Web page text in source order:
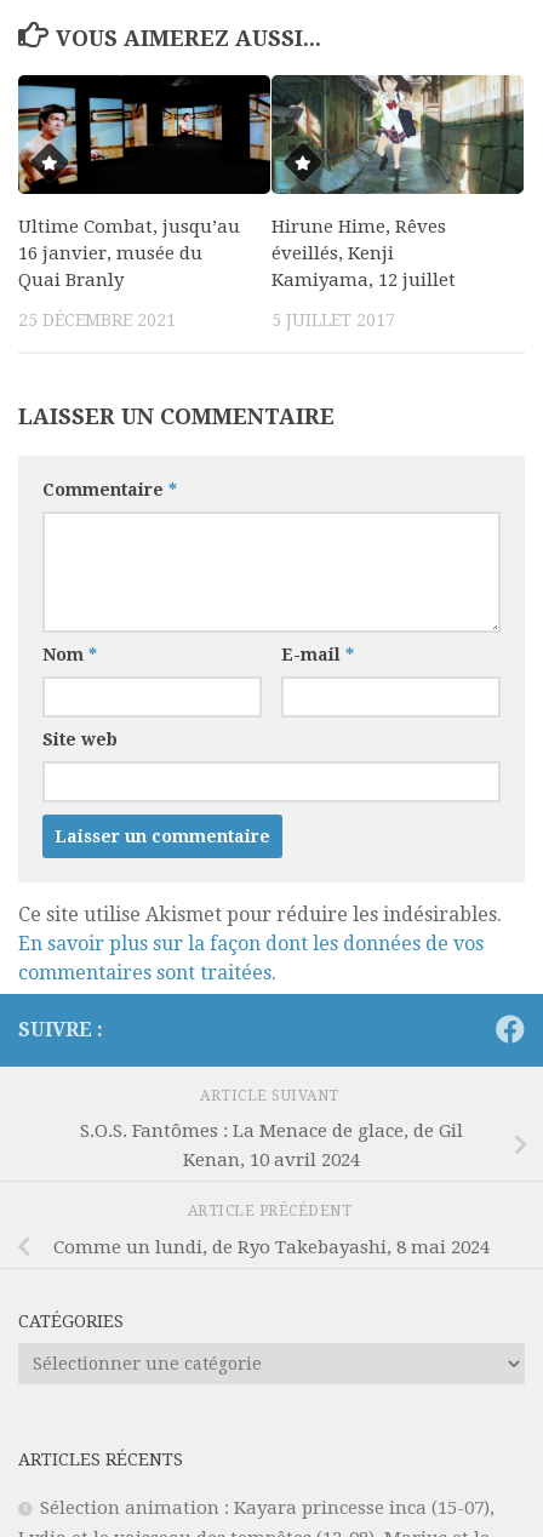
VOUS AIMEREZ AUSSI...
Ultime Combat, jusqu’au
16 janvier, musée du
Quai Branly
25 DÉCEMBRE 2021
Hirune Hime, Rêves
éveillés, Kenji
Kamiyama, 12 juillet
5 JUILLET 2017
LAISSER UN COMMENTAIRE
Commentaire *
Nom * E-mail *
Site web
Ce site utilise Akismet pour réduire les indésirables.
En savoir plus sur la façon dont les données de vos
commentaires sont traitées.
SUIVRE :
ARTICLE SUIVANT
S.O.S. Fantômes : La Menace de glace, de Gil
Kenan, 10 avril 2024
ARTICLE PRÉCÉDENT
Comme un lundi, de Ryo Takebayashi, 8 mai 2024
CATÉGORIES
Catégories
ARTICLES RÉCENTS
Sélection animation : Kayara princesse inca (15-07),